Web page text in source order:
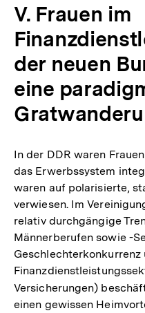
V. Frauen im
der neuen
eine
In der DDR waren
das Erwerbssystem
waren auf polarisierte,
verwiesen. Im
relativ durchgängige
Männerberufen sowie -
Versicherungen)
einen gewissen